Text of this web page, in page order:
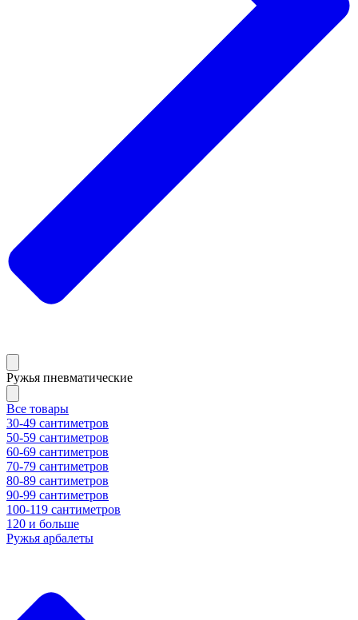
Ружья пневматические
Все товары
30-49 сантиметров
50-59 сантиметров
60-69 сантиметров
70-79 сантиметров
80-89 сантиметров
90-99 сантиметров
100-119 сантиметров
120 и больше
Ружья арбалеты